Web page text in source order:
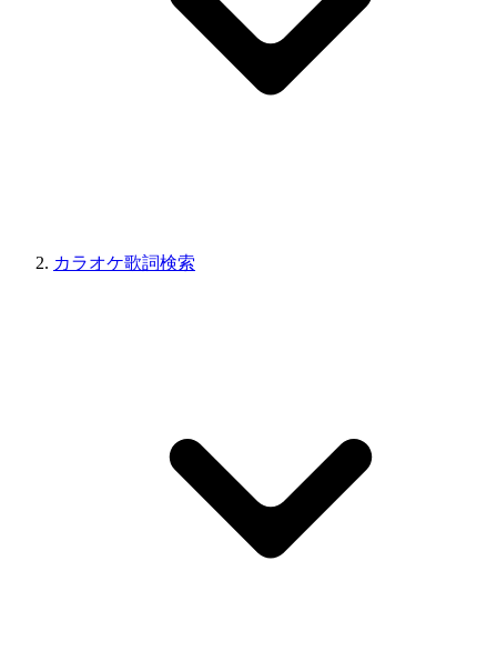
カラオケ歌詞検索